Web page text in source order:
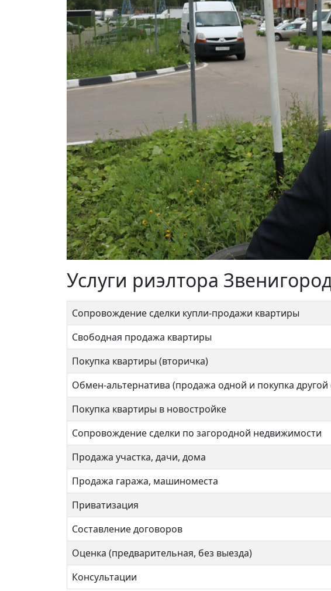
Услуги риэлтора
Сопровождение сделки купли-продажи квартиры
Свободная продажа квартиры
Покупка квартиры (вторичка)
Обмен-альтернатива (продажа одной и покупка
Покупка квартиры в новостройке
Сопровождение сделки по загородной недвижимости
Продажа участка, дачи, дома
Продажа гаража, машиноместа
Приватизация
Составление договоров
Оценка (предварительная, без выезда)
Консультации